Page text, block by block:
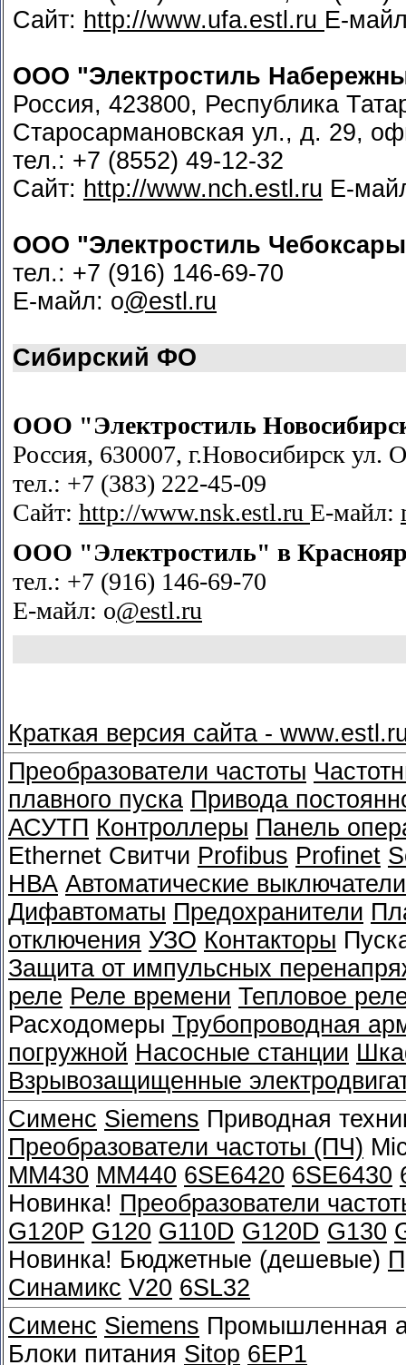
Сайт: http://www.ufa.estl.ru Е-
ООО "Электростиль
Россия, 423800, Республика
Старосармановская ул., д. 29,
тел.: +7 (8552) 49-12-32
Сайт: http://www.nch.estl.ru Е-
ООО "Электростиль
тел.: +7 (916) 146-69-70
Е-майл: o@estl.ru
Сибирский ФО
ООО "Электростиль
Россия, 630007, г.Новосибирск ул.
тел.: +7 (383) 222-45-09
Сайт: http://www.nsk.estl.ru Е-майл:
ООО "Электростиль" в
тел.: +7 (916) 146-69-70
Е-майл: o@estl.ru
Краткая версия сайта -
Преобразователи частоты
плавного пуска Привода
АСУТП Контроллеры Панель
Ethernet Свитчи Profibus Profinet
НВА Автоматические выключатели
Дифавтоматы Предохранители
отключения УЗО Контакторы
Защита от импульсных
реле Реле времени Тепловое
Расходомеры Трубопроводная
погружной Насосные станции
Взрывозащищенные
Сименс Siemens Приводная
Преобразователи частоты (ПЧ)
MM430 MM440 6SE6420 6SE6430
Новинка! Преобразователи
G120P G120 G110D G120D G130
Новинка! Бюджетные (дешевые)
Синамикс V20 6SL32
Сименс Siemens Промышленная
Блоки питания Sitop 6EP1